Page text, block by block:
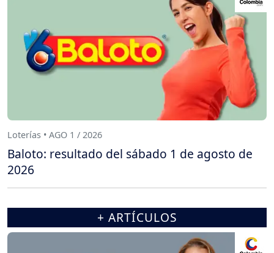
Loterías • AGO 1 / 2026
Baloto: resultado del sábado 1 de agosto de
2026
+ ARTÍCULOS